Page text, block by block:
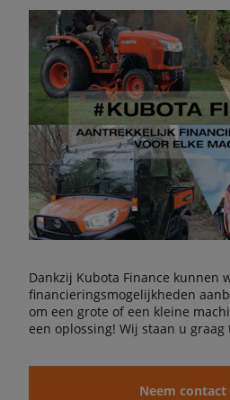
Dankzij Kubota Finance kunnen
financieringsmogelijkheden
om een grote of een kleine
een oplossing! Wij staan u graag
Neem contact